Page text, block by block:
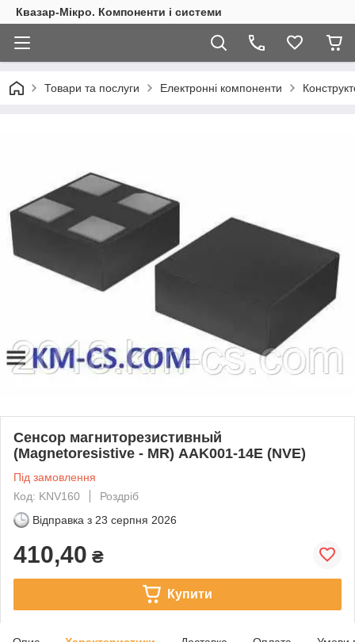
Квазар-Мікро. Компоненти і системи
Товари та послуги Електронні компоненти
Сенсор магниторезистивный
(Magnetoresistive - MR) AAK001-14E (NVE)
Під замовлення
Код: KNV160
Роздріб
Відправка з 23 серпня 2026
410,40 ₴
Купити